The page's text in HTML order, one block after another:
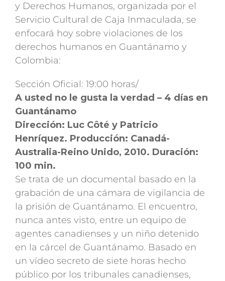
y Derechos Humanos, organizada por el
Servicio Cultural de Caja Inmaculada, se
enfocará hoy sobre violaciones de los
derechos humanos en Guantánamo y
Colombia:
Sección Oficial: 19:00 horas/
A usted no le gusta la verdad – 4 días en
Guantánamo
Dirección: Luc Côté y Patricio
Henríquez. Producción: Canadá-
Australia-Reino Unido, 2010. Duración:
100 min.
Se trata de un documental basado en la
grabación de una cámara de vigilancia de
la prisión de Guantánamo. El encuentro,
nunca antes visto, entre un equipo de
agentes canadienses y un niño detenido
en la cárcel de Guantánamo. Basado en
un vídeo secreto de siete horas hecho
público por los tribunales canadienses,